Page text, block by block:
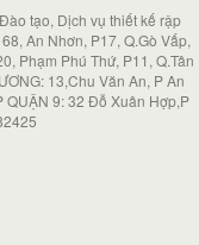
tạo, Dịch vụ thiết kế rập
An Nhơn, P17, Q.Gò Vấp,
Phạm Phú Thứ, P11, Q.Tân
13,Chu Văn An, P An
QUẬN 9: 32 Đỗ Xuân Hợp,P